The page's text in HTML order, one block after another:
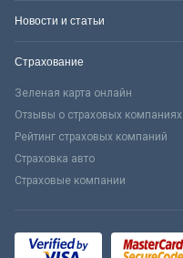
Новости и статьи
Страхование
Зеленая карта онлайн
Отзывы о страховых компаниях
Рейтинг страховых компаний
Страховка авто
Страховые компании